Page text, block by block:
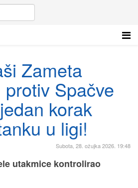
Zameta
Spačve
korak
u ligi!
Subota, 28. ožujka 2026. 19:48
utakmice kontrolirao